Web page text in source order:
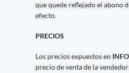
que quede reflejado el abono
efecto.
PRECIOS
Los precios expuestos en
precio de venta de la